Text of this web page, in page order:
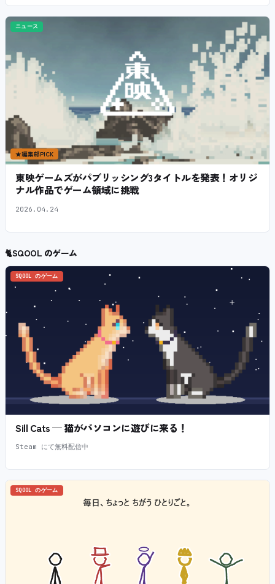
ニュース
★編集部PICK
東映ゲームズがパブリッシング3タイトルを発表！オリジ
ナル作品でゲーム領域に挑戦
2026.04.24
🐈SQOOL のゲーム
SQOOL のゲーム
Sill Cats — 猫がパソコンに遊びに来る！
Steam にて無料配信中
SQOOL のゲーム